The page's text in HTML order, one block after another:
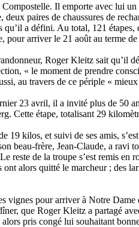
Il emporte avec lui un
paires de chaussures de
qu’il a défini. Au total, 121
pour arriver le 21 août au terme
Roger Kleitz sait qu’il
« le moment de prendre
au travers de ce périple «
23 avril, il a invité plus de 50
Cette étape, totalisant 29
19 kilos, et suivi de ses amis,
beau-frère, Jean-Claude, a ravi
reste de la troupe s’est remis en
alors quitté le marcheur ; des
vignes pour arriver à Notre Dame
que Roger Kleitz a partagé
pris congé lui souhaitant